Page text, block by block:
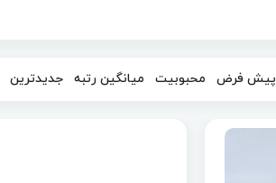
پیش فرض محبوبیت میانگین رتبه جدیدترین